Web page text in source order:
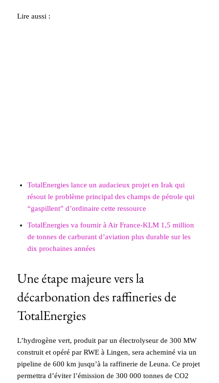
Lire aussi :
TotalEnergies lance un audacieux projet en Irak qui
résout le problème principal des champs de pétrole qui
“gaspillent” d’ordinaire cette ressource
TotalEnergies va fournir à Air France-KLM 1,5 million
de tonnes de carburant d’aviation plus durable sur les
dix prochaines années
Une étape majeure vers la
décarbonation des raffineries de
TotalEnergies
L’hydrogène vert, produit par un électrolyseur de 300 MW
construit et opéré par RWE à Lingen, sera acheminé via un
pipeline de 600 km jusqu’à la raffinerie de Leuna. Ce projet
permettra d’éviter l’émission de 300 000 tonnes de CO2